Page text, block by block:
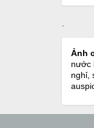
Ảnh
nước
nghỉ,